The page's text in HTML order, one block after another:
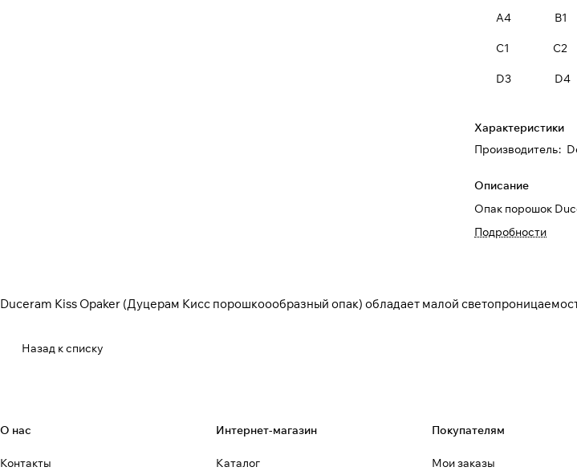
A4 B1
C1 C2
D3 D4
Характеристики
Производитель:
Описание
Опак порошок
Подробности
Duceram Kiss Opaker (Дуцерам Кисс порошкоообразный опак) обладает малой
Назад к списку
О нас
Контакты
Интернет-магазин
Каталог
Покупателям
Мои заказы